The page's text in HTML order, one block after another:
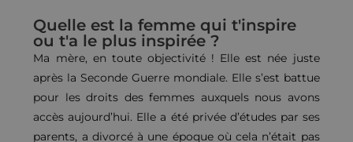
Quelle est la femme qui t'inspire
ou t'a le plus inspirée ?
Ma mère, en toute objectivité ! Elle est née juste
après la Seconde Guerre mondiale. Elle s’est battue
pour les droits des femmes auxquels nous avons
accès aujourd’hui. Elle a été privée d’études par ses
parents, a divorcé à une époque où cela n’était pas